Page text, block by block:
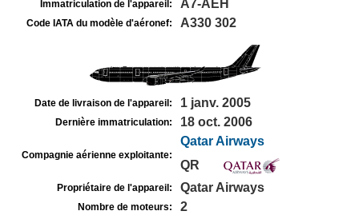
Immatriculation de l'appareil: A7-AEH
Code IATA du modèle d'aéronef: A330 302
Date de livraison de l'appareil: 1 janv. 2005
Dernière immatriculation: 18 oct. 2006
Compagnie aérienne exploitante:
Qatar Airways
QR
Propriétaire de l'appareil: Qatar Airways
Nombre de moteurs: 2